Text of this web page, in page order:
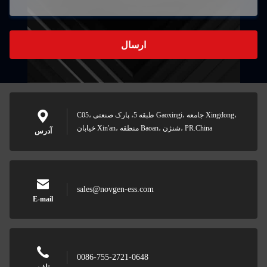
ارسال
آدرس
C05، طبقه 5، پارک صنعتی Gaoxingi، جامعه Xingdong،
خیابان Xin'an، منطقه Baoan، شنژن، PR.China
E-mail
sales@novgen-ess.com
0086-755-2721-0648